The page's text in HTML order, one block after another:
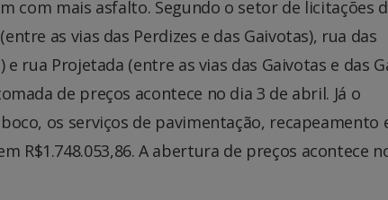
com mais asfalto. Segundo o setor de licitações
as vias das Perdizes e das Gaivotas), rua das
rua Projetada (entre as vias das Gaivotas e das
de preços acontece no dia 3 de abril. Já o
os serviços de pavimentação, recapeamento
R$1.748.053,86. A abertura de preços acontece